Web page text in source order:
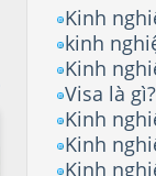
Kinh
kinh
Kinh
Visa là
Kinh
Kinh
Kinh